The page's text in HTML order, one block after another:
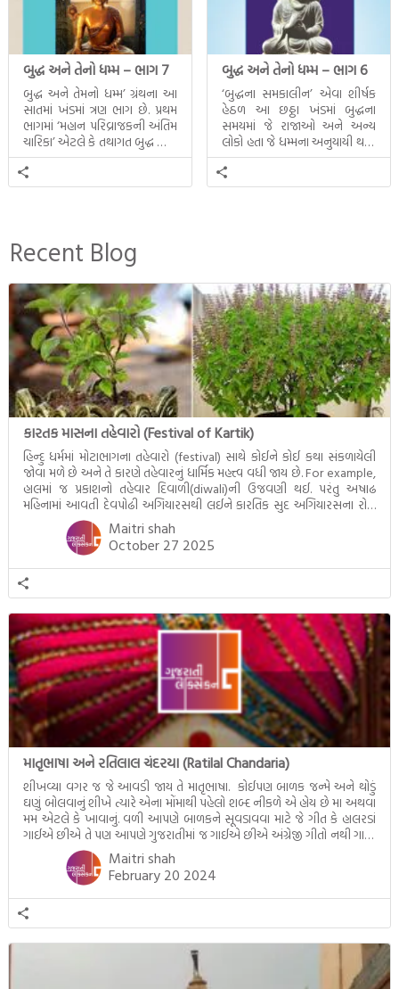
બુદ્ધ અને તેનો ધમ્મ – ભાગ 7
બુદ્ધ અને તેમનો ધમ્મ’ ગ્રંથના આ
સાતમાં ખંડમાં ત્રણ ભાગ છે. પ્રથમ
ભાગમાં ‘મહાન પરિવ્રાજકની અંતિમ
ચારિકા’ એટલે કે તથાગત બુદ્ધ સાથે
સતત પરિભ્રમણ કરતા સહચારીઓ
સાથે ફરી એકવારની
મુલાકાત, બીજા ભાગમાં તથાગતે
ઉત્તરાધિકારી તરીકે સ્થાપે છે તે
દૃશ્યો અંકિત થયાં છે. ટૂંકમાં બુદ્ધનાં
જીવનના અંતિમ દિવસોની યાત્રાનો
પરિપાક જોવા મળે […]
બુદ્ધ અને તેનો ધમ્મ – ભાગ 6
‘બુદ્ધના સમકાલીન’ એવા શીર્ષક
હેઠળ આ છઠ્ઠા ખંડમાં બુદ્ધના
સમયમાં જે રાજાઓ અને અન્ય
લોકો હતા જે ધમ્મના અનુયાયી થયા.
તેમનો અને બુદ્ધ વચ્ચે થયેલો
સત્સંગ વીશે જાણકારી મળે છે.
Recent Blog
કારતક માસના તહેવારો (Festival of Kartik)
હિન્દુ ધર્મમાં મોટાભાગના તહેવારો (festival) સાથે કોઈને કોઈ કથા સંકળાયેલી
જોવા મળે છે અને તે કારણે તહેવારનું ધાર્મિક મહત્ત્વ વધી જાય છે. For example,
હાલમાં જ પ્રકાશનો તહેવાર દિવાળી(diwali)ની ઉજવણી થઈ. પરંતુ અષાઢ
મહિનામાં આવતી દેવપોઢી અગિયારસથી લઈને કારતિક સુદ અગિયારસના રોજ
આવતી દેવ ઊઠી અગિયારસ વચ્ચે મોટેભાગે યજ્ઞોપવીત સંસ્કાર, લગ્ન,
દીક્ષાગ્રહણ, યજ્ઞ, ગૃહપ્રવેશ જેવા […]
Maitri shah
October 27 2025
માતૃભાષા અને રતિલાલ ચંદરયા (Ratilal Chandaria)
શીખવ્યા વગર જ જે આવડી જાય તે માતૃભાષા. કોઈપણ બાળક જન્મે અને થોડું
ઘણું બોલવાનું શીખે ત્યારે એના મોંમાથી પહેલો શબ્દ નીકળે એ હોય છે મા અથવા
મમ એટલે કે ખાવાનું. વળી આપણે બાળકને સૂવડાવવા માટે જે ગીત કે હાલરડાં
ગાઈએ છીએ તે પણ આપણે ગુજરાતીમાં જ ગાઈએ છીએ અંગ્રેજી ગીતો નથી ગાતા.
આમ બાળકને […]
Maitri shah
February 20 2024